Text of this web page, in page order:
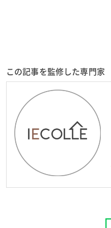
この記事を監修した専門家